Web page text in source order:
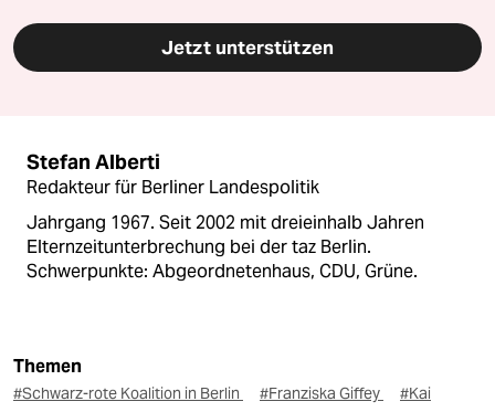
Jetzt unterstützen
Stefan Alberti
Redakteur für Berliner Landespolitik
Jahrgang 1967. Seit 2002 mit dreieinhalb Jahren
Elternzeitunterbrechung bei der taz Berlin.
Schwerpunkte: Abgeordnetenhaus, CDU, Grüne.
Themen
#Schwarz-rote Koalition in Berlin #Franziska Giffey
#Kai